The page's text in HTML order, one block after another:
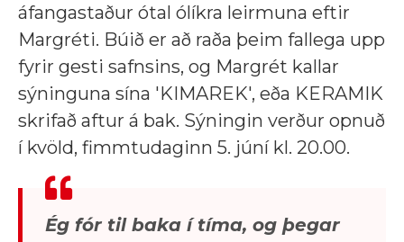
áfangastaður ótal ólíkra leirmuna eftir
Margréti. Búið er að raða þeim fallega upp
fyrir gesti safnsins, og Margrét kallar
sýninguna sína 'KIMAREK', eða KERAMIK
skrifað aftur á bak. Sýningin verður opnuð
í kvöld, fimmtudaginn 5. júní kl. 20.00.
Ég fór til baka í tíma, og þegar